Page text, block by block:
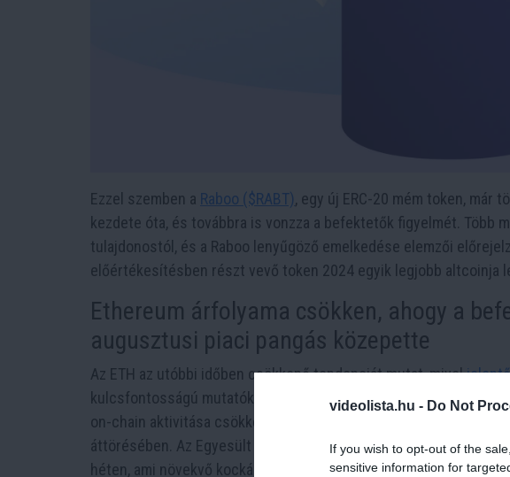
videolista.hu - Do Not
If you wish to opt-out of the
sensitive information for
Ezzel szemben a Raboo ($RABT), egy új ERC-20 mém token, már
kezdete óta, és továbbra is vonzza a befektetők figyelmét.
tulajdonostól, és a Raboo lenyűgöző emelkedése elemzői
előértékesítésben részt vevő token 2024 egyik legjobb altcoinja
Ethereum árfolyama csökken, ahogy a
augusztusi piaci pangás közepette
Az ETH az utóbbi időben csökkenő tendenciát mutat, mivel
kulcsfontosságú mutatók negatív értékei jelentős eséseket
on-chain aktivitása csökkent, ami az ETH folyamatos
áttörésében. Az Egyesült Államokban a spot Ethereum ETF-ek
héten, ami növekvő kockázatkerülést mutat a befektetők